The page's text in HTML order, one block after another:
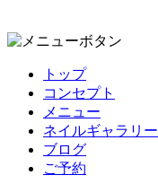
トップ
コンセプト
メニュー
ネイルギャラリー
ブログ
ご予約